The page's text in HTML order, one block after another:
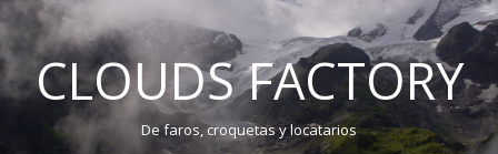
CLOUDS FACTORY
De faros, croquetas y locatarios